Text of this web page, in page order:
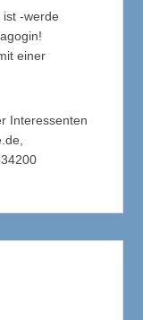
-werde
einer
Interessenten